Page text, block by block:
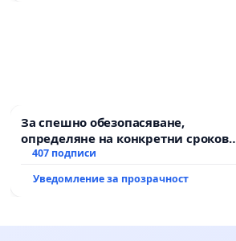
За спешно обезопасяване,
определяне на конкретни срокове
и извършване на цялостна
републиканския път между пътен
407 подписи
Уведомление за прозрачност